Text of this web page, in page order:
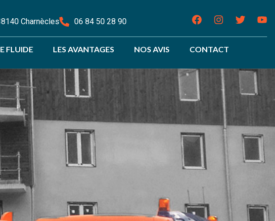
Charnècles 06 84 50 28 90
FLUIDE LES AVANTAGES NOS AVIS CONTACT